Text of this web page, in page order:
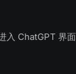
ChatGPT 界